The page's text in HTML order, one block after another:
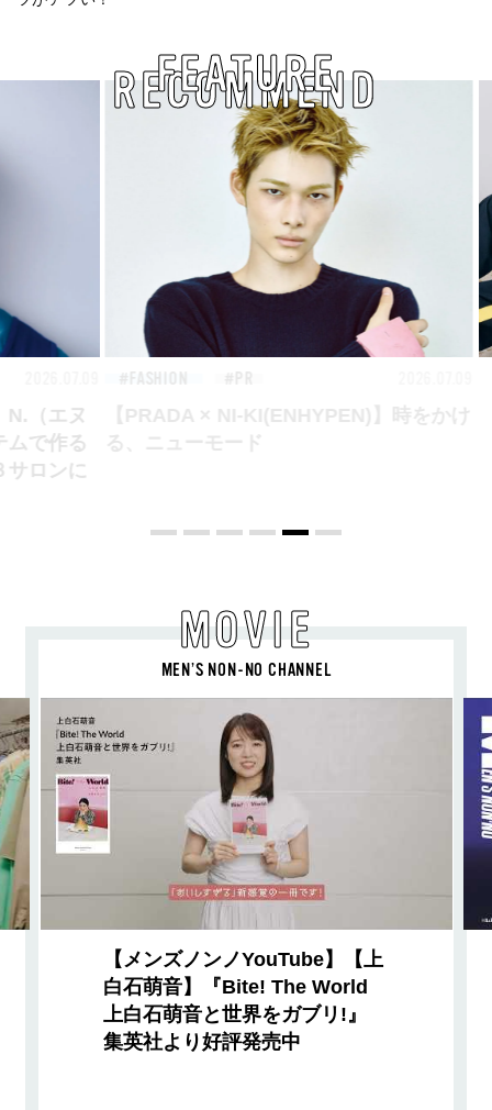
RECOMMEND
FEATURE
FASHION
【PRADA × NI-KI(ENHYPEN)】時をかけ
る、ニューモード
MOVIE
MEN’S NON-NO CHANNEL
【メンズノンノYouTube】【上
白石萌音】『Bite! The World
上白石萌音と世界をガブリ!』
集英社より好評発売中